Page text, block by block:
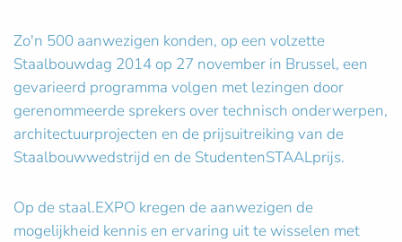
Zo'n 500 aanwezigen konden, op een volzette
Staalbouwdag 2014 op 27 november in Brussel, een
gevarieerd programma volgen met lezingen door
gerenommeerde sprekers over technisch onderwerpen,
architectuurprojecten en de prijsuitreiking van de
Staalbouwwedstrijd en de StudentenSTAALprijs.
Op de staal.EXPO kregen de aanwezigen de
mogelijkheid kennis en ervaring uit te wisselen met